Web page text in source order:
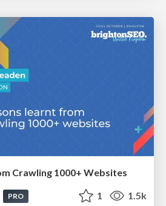
Crawling 1000+ Websites
PRO 1 1.5k